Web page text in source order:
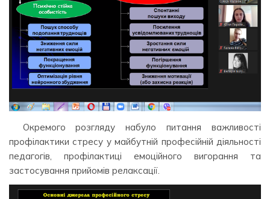
Окремого розгляду набуло питання важливості
профілактики стресу у майбутній професійній діяльності
педагогів, профілактиці емоційного вигорання та
застосування прийомів релаксації.